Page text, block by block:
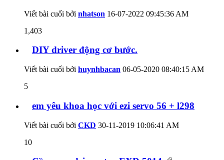
Viết bài cuối bởi nhatson 16-07-2022 09:45:36 AM
1,403
DIY driver động cơ bước.
Viết bài cuối bởi huynhbacan 06-05-2020 08:40:15 AM
5
em yêu khoa học với ezi servo 56 + l298
Viết bài cuối bởi CKD 30-11-2019 10:06:41 AM
10